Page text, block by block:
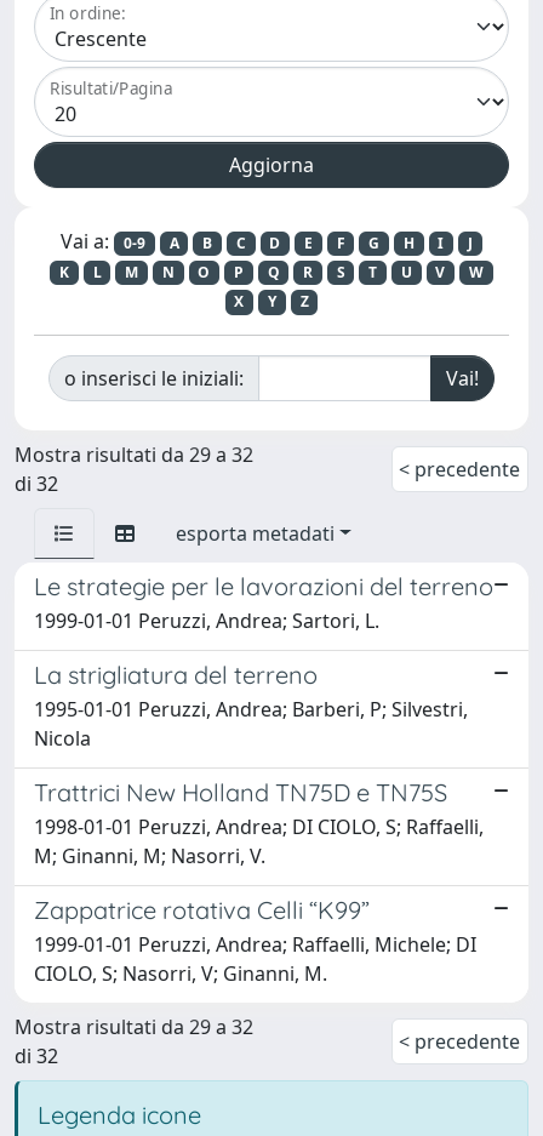
In ordine:
Risultati/Pagina
Vai a: 0-9 A B C D E F G H I
J
K
L M N O P Q R S T U V
W
X
Y Z
o inserisci le iniziali:
Mostra risultati da 29 a 32
di 32
< precedente
esporta metadati
Le strategie per le lavorazioni del terreno
1999-01-01 Peruzzi, Andrea; Sartori, L.
La strigliatura del terreno
1995-01-01 Peruzzi, Andrea; Barberi, P; Silvestri,
Nicola
Trattrici New Holland TN75D e TN75S
1998-01-01 Peruzzi, Andrea; DI CIOLO, S; Raffaelli,
M; Ginanni, M; Nasorri, V.
Zappatrice rotativa Celli “K99”
1999-01-01 Peruzzi, Andrea; Raffaelli, Michele; DI
CIOLO, S; Nasorri, V; Ginanni, M.
Mostra risultati da 29 a 32
di 32
< precedente
Legenda icone